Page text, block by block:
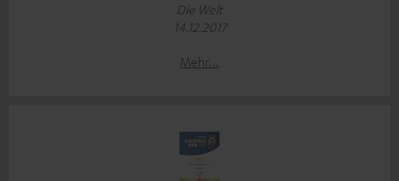
Die Welt
14.12.2017
Mehr...